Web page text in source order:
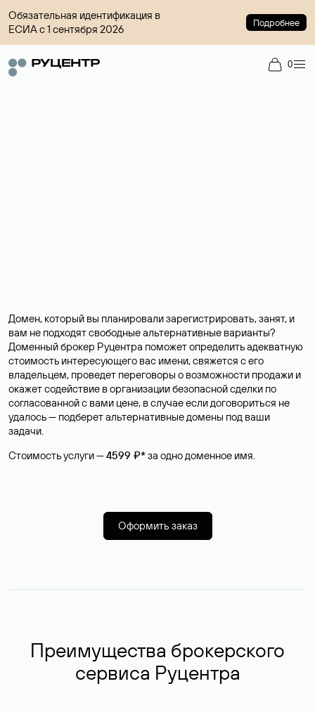
Обязательная идентификация в
ЕСИА с 1 сентября 2026
Подробнее
0
Домен, который вы планировали зарегистрировать, занят, и
вам не подходят свободные альтернативные варианты?
Доменный брокер Руцентра поможет определить адекватную
стоимость интересующего вас имени, свяжется с его
владельцем, проведет переговоры о возможности продажи и
окажет содействие в организации безопасной сделки по
согласованной с вами цене, в случае если договориться не
удалось — подберет альтернативные домены под ваши
задачи.
Стоимость услуги —4599 ₽*за одно доменное имя.
Оформить заказ
Преимущества брокерского
сервиса Руцентра